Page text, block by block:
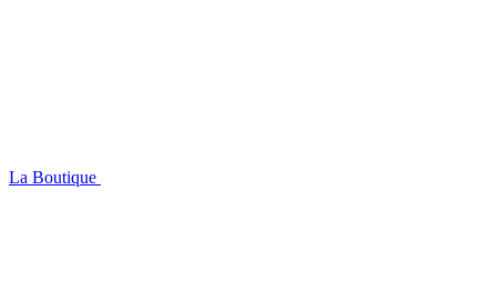
La Boutique